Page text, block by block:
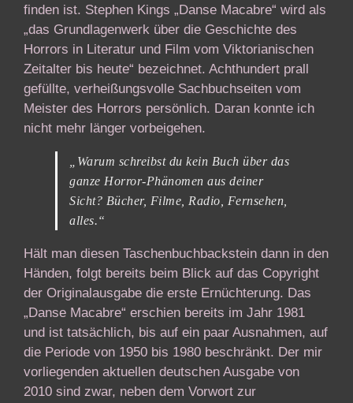
finden ist. Stephen Kings „Danse Macabre“ wird als
„das Grundlagenwerk über die Geschichte des
Horrors in Literatur und Film vom Viktorianischen
Zeitalter bis heute“ bezeichnet. Achthundert prall
gefüllte, verheißungsvolle Sachbuchseiten vom
Meister des Horrors persönlich. Daran konnte ich
nicht mehr länger vorbeigehen.
„Warum schreibst du kein Buch über das
ganze Horror-Phänomen aus deiner
Sicht? Bücher, Filme, Radio, Fernsehen,
alles.“
Hält man diesen Taschenbuchbackstein dann in den
Händen, folgt bereits beim Blick auf das Copyright
der Originalausgabe die erste Ernüchterung. Das
„Danse Macabre“ erschien bereits im Jahr 1981
und ist tatsächlich, bis auf ein paar Ausnahmen, auf
die Periode von 1950 bis 1980 beschränkt. Der mir
vorliegenden aktuellen deutschen Ausgabe von
2010 sind zwar, neben dem Vorwort zur